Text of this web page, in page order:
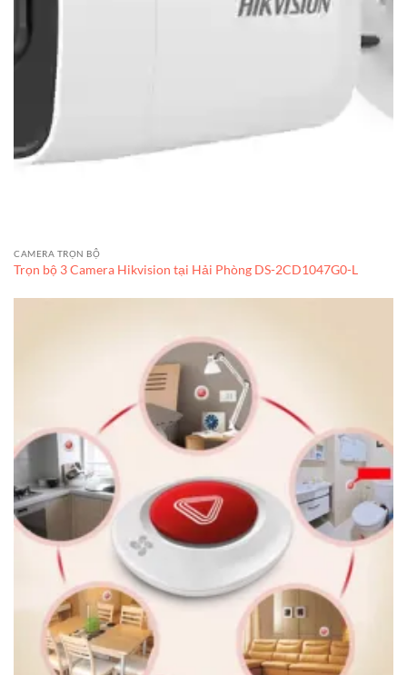
CAMERA TRỌN BỘ
Trọn bộ 3 Camera Hikvision tại Hải Phòng DS-2CD1047G0-L